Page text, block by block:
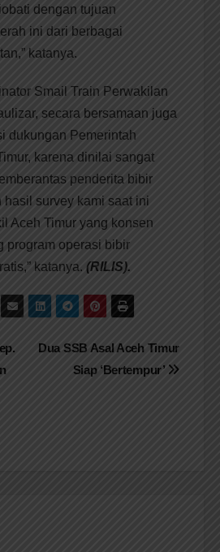
dengan tujuan
ini dari berbagai
katanya.
Smail Train Perwakilan
secara bersamaan juga
dukungan Pemerintah
karena dinilai sangat
penderita bibir
hasil survey kami saat ini
Aceh Timur yang konsen
program operasi bibir
katanya. (RILIS).
Dua SSB Asal Aceh Timur
Siap ‘Bertempur’